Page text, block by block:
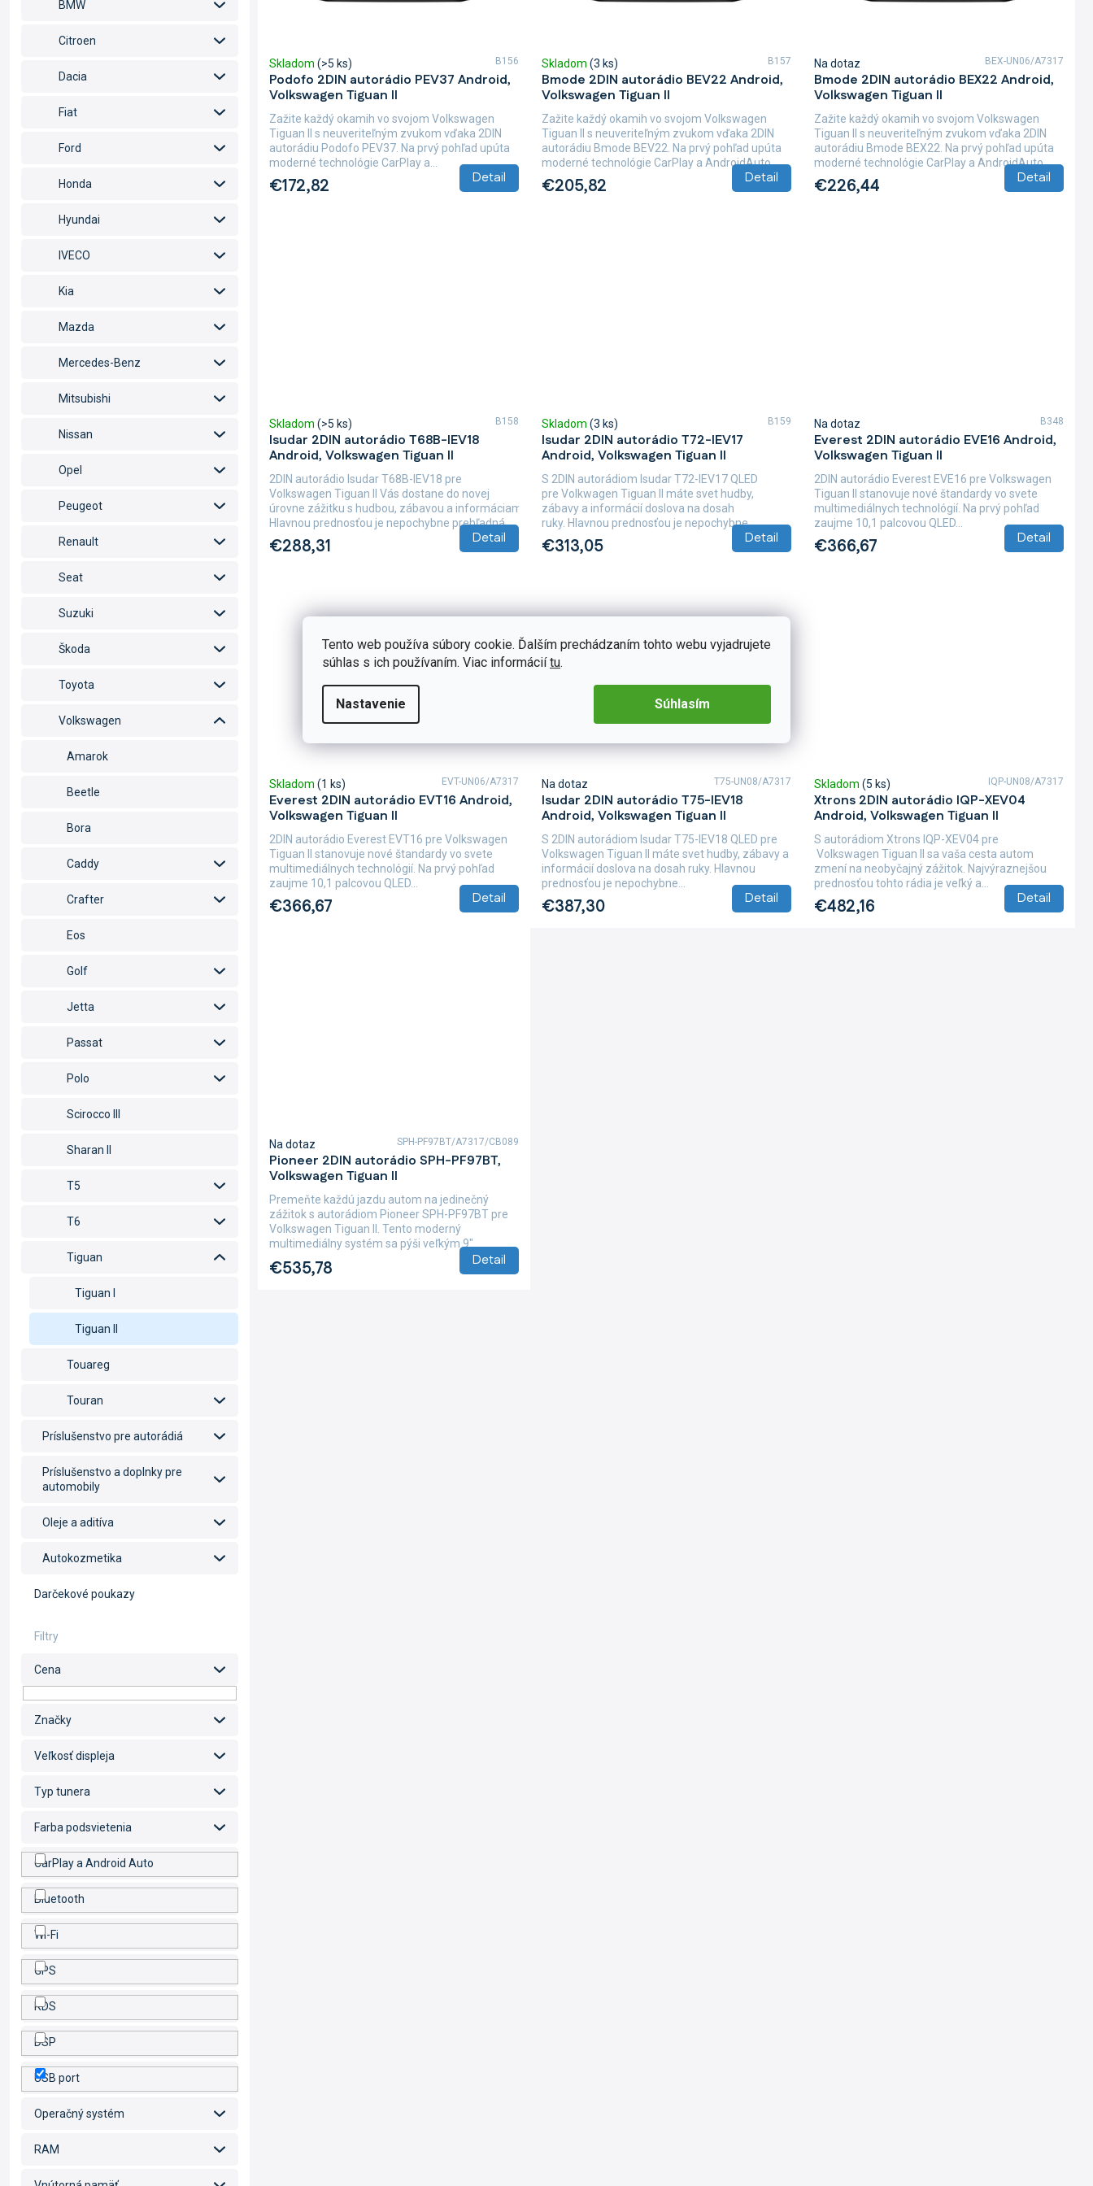
Tento web používa súbory cookie. Ďalším prechádzaním tohto webu vyjadrujete
súhlas s ich používaním. Viac informáciítu.
Nastavenie Súhlasím
BMW
Citroen
Dacia
Fiat
Ford
Honda
Hyundai
IVECO
Kia
Mazda
Mercedes-Benz
Mitsubishi
Nissan
Opel
Peugeot
Renault
Seat
Suzuki
Škoda
Toyota
Volkswagen
Amarok
Beetle
Bora
Caddy
Crafter
Eos
Golf
Jetta
Passat
Polo
Scirocco III
Sharan II
T5
T6
Tiguan
Tiguan I
Tiguan II
Touareg
Touran
Príslušenstvo pre autorádiá
Príslušenstvo a doplnky pre
automobily
Oleje a aditíva
Autokozmetika
Darčekové poukazy
Cena
Značky
Veľkosť displeja
Typ tunera
Farba podsvietenia
CarPlay a Android Auto
Bluetooth
Wi-Fi
GPS
RDS
DSP
USB port
Operačný systém
RAM
o
vPodofo 2DIN autorádio PEV37 Android,
Volkswagen Tiguan II
Skladom (>5 ks)
€172,82 Detail
Zažite každý okamih vo svojom Volkswagen
Tiguan II s neuveriteľným zvukom vďaka 2DIN
autorádiu Podofo PEV37. Na prvý pohľad upúta
moderné technológie CarPlay a...
B156
Bmode 2DIN autorádio BEV22 Android,
Volkswagen Tiguan II
Skladom (3 ks)
€205,82 Detail
Zažite každý okamih vo svojom Volkswagen
Tiguan II s neuveriteľným zvukom vďaka 2DIN
autorádiu Bmode BEV22. Na prvý pohľad upúta
moderné technológie CarPlay a AndroidAuto,...
B157
Bmode 2DIN autorádio BEX22 Android,
Volkswagen Tiguan II
Na dotaz
€226,44 Detail
Zažite každý okamih vo svojom Volkswagen
Tiguan II s neuveriteľným zvukom vďaka 2DIN
autorádiu Bmode BEX22. Na prvý pohľad upúta
moderné technológie CarPlay a AndroidAuto,...
BEX-UN06/A7317
Isudar 2DIN autorádio T68B-IEV18
Android, Volkswagen Tiguan II
Skladom (>5 ks)
€288,31 Detail
2DIN autorádio Isudar T68B-IEV18 pre
Volkswagen Tiguan II Vás dostane do novej
úrovne zážitku s hudbou, zábavou a informáciami.
Hlavnou prednosťou je nepochybne prehľadná...
B158
Isudar 2DIN autorádio T72-IEV17
Android, Volkswagen Tiguan II
Skladom (3 ks)
€313,05 Detail
S 2DIN autorádiom Isudar T72-IEV17 QLED
pre Volkwagen Tiguan II máte svet hudby,
zábavy a informácií doslova na dosah
ruky. Hlavnou prednosťou je nepochybne...
B159
Everest 2DIN autorádio EVE16 Android,
Volkswagen Tiguan II
Na dotaz
€366,67 Detail
2DIN autorádio Everest EVE16 pre Volkswagen
Tiguan II stanovuje nové štandardy vo svete
multimediálnych technológií. Na prvý pohľad
zaujme 10,1 palcovou QLED...
B348
Everest 2DIN autorádio EVT16 Android,
Volkswagen Tiguan II
Skladom (1 ks)
€366,67 Detail
2DIN autorádio Everest EVT16 pre Volkswagen
Tiguan II stanovuje nové štandardy vo svete
multimediálnych technológií. Na prvý pohľad
zaujme 10,1 palcovou QLED...
EVT-UN06/A7317
Isudar 2DIN autorádio T75-IEV18
Android, Volkswagen Tiguan II
Na dotaz
€387,30 Detail
S 2DIN autorádiom Isudar T75-IEV18 QLED pre
Volkswagen Tiguan II máte svet hudby, zábavy a
informácií doslova na dosah ruky. Hlavnou
prednosťou je nepochybne...
T75-UN08/A7317
Xtrons 2DIN autorádio IQP-XEV04
Android, Volkswagen Tiguan II
Skladom (5 ks)
€482,16 Detail
S autorádiom Xtrons IQP-XEV04 pre
Volkswagen Tiguan II sa vaša cesta autom
zmení na neobyčajný zážitok. Najvýraznejšou
prednosťou tohto rádia je veľký a...
IQP-UN08/A7317
Pioneer 2DIN autorádio SPH-PF97BT,
Volkswagen Tiguan II
Na dotaz
€535,78 Detail
Premeňte každú jazdu autom na jedinečný
zážitok s autorádiom Pioneer SPH-PF97BT pre
Volkswagen Tiguan II. Tento moderný
multimediálny systém sa pýši veľkým 9"
SPH-PF97BT/A7317/CB089